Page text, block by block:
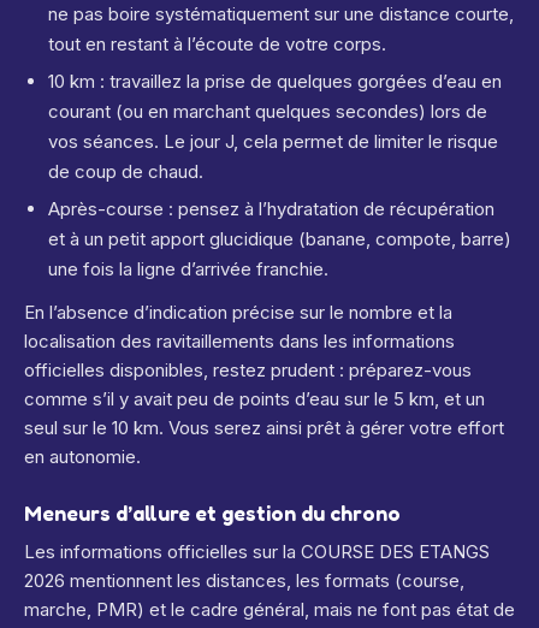
ne pas boire systématiquement sur une distance courte,
tout en restant à l’écoute de votre corps.
10 km : travaillez la prise de quelques gorgées d’eau en
courant (ou en marchant quelques secondes) lors de
vos séances. Le jour J, cela permet de limiter le risque
de coup de chaud.
Après-course : pensez à l’hydratation de récupération
et à un petit apport glucidique (banane, compote, barre)
une fois la ligne d’arrivée franchie.
En l’absence d’indication précise sur le nombre et la
localisation des ravitaillements dans les informations
officielles disponibles, restez prudent : préparez-vous
comme s’il y avait peu de points d’eau sur le 5 km, et un
seul sur le 10 km. Vous serez ainsi prêt à gérer votre effort
en autonomie.
Meneurs d’allure et gestion du chrono
Les informations officielles sur la COURSE DES ETANGS
2026 mentionnent les distances, les formats (course,
marche, PMR) et le cadre général, mais ne font pas état de